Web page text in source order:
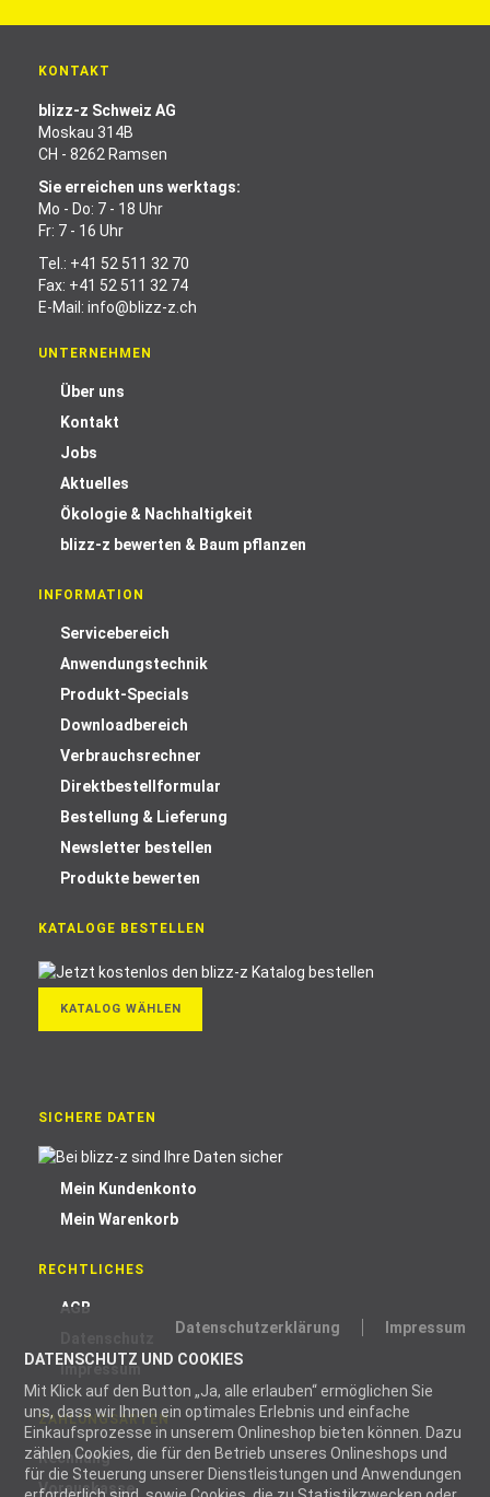
Datenschutzerklärung
Impressum
DATENSCHUTZ UND COOKIES
Mit Klick auf den Button „Ja, alle erlauben“ ermöglichen Sie
uns, dass wir Ihnen ein optimales Erlebnis und einfache
Einkaufsprozesse in unserem Onlineshop bieten können. Dazu
zählen Cookies, die für den Betrieb unseres Onlineshops und
für die Steuerung unserer Dienstleistungen und Anwendungen
KONTAKT
blizz-z Schweiz AG
Moskau 314B
CH - 8262 Ramsen
Sie erreichen uns werktags:
Mo - Do: 7 - 18 Uhr
Fr: 7 - 16 Uhr
Tel.: +41 52 511 32 70
Fax: +41 52 511 32 74
E-Mail: info@blizz-z.ch
UNTERNEHMEN
Über uns
Kontakt
Jobs
Aktuelles
Ökologie & Nachhaltigkeit
blizz-z bewerten & Baum pflanzen
INFORMATION
Servicebereich
Anwendungstechnik
Produkt-Specials
Downloadbereich
Verbrauchsrechner
Direktbestellformular
Bestellung & Lieferung
Newsletter bestellen
Produkte bewerten
KATALOGE BESTELLEN
KATALOG WÄHLEN
SICHERE DATEN
Mein Kundenkonto
Mein Warenkorb
RECHTLICHES
AGB
Impressum
ZAHLUNGSARTEN
Rechnung
Vorauskasse